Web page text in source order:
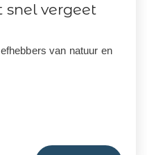
snel vergeet
van natuur en